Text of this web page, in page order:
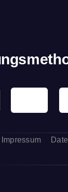
Impressum